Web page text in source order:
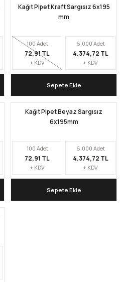
Kağıt Pipet Kraft Sargısız 6x195
mm
100 Adet
72,91 TL
+ KDV
6.000 Adet
4.374,72 TL
+ KDV
Sepete Ekle
Kağıt Pipet Beyaz Sargısız
6x195mm
100 Adet
72,91 TL
+ KDV
6.000 Adet
4.374,72 TL
+ KDV
Sepete Ekle